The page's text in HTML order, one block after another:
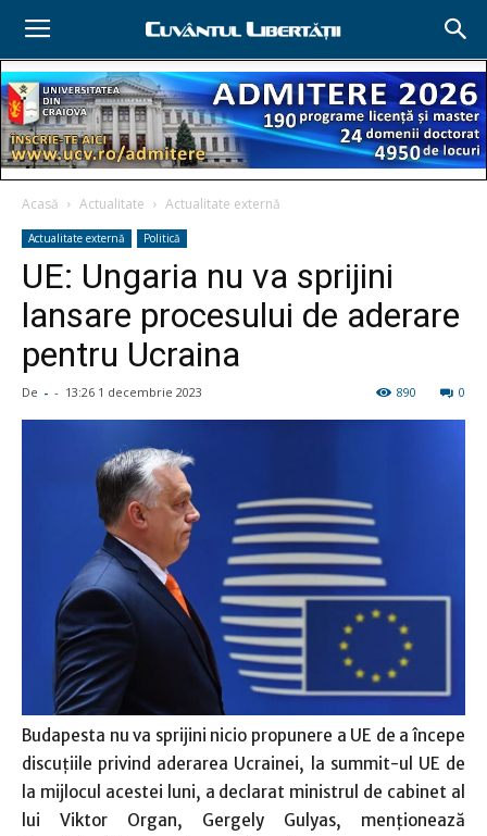
Acasă Actualitate Actualitate externă
Actualitate externă Politică
UE: Ungaria nu va sprijini
lansare procesului de aderare
pentru Ucraina
De - - 13:26 1 decembrie 2023 0
890
Budapesta nu va sprijini nicio propunere a UE de a începe
discuţiile privind aderarea Ucrainei, la summit-ul UE de
la mijlocul acestei luni, a declarat ministrul de cabinet al
lui Viktor Organ, Gergely Gulyas, menţionează